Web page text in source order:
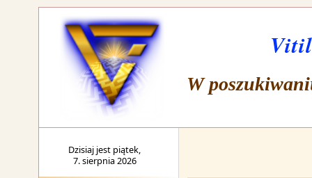
W
Dzisiaj jest piątek,
7. sierpnia 2026